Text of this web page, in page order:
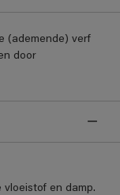
(ademende) verf
door
vloeistof en damp.